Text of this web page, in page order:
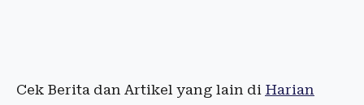
Cek Berita dan Artikel yang lain di Harian